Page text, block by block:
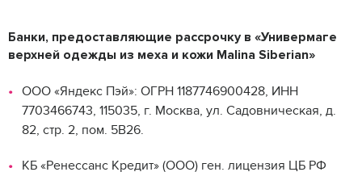
Банки, предоставляющие рассрочку в «Универмаге
верхней одежды из меха и кожи Malina Siberian»
ООО «Яндекс Пэй»: ОГРН 1187746900428, ИНН
7703466743, 115035, г. Москва, ул. Садовническая, д.
82, стр. 2, пом. 5В26.
КБ «Ренессанс Кредит» (ООО) ген. лицензия ЦБ РФ